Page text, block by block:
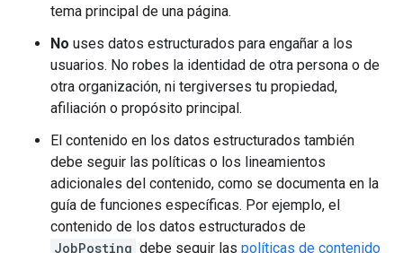
tema principal de una página.
No uses datos estructurados para engañar a los
usuarios. No robes la identidad de otra persona o de
otra organización, ni tergiverses tu propiedad,
afiliación o propósito principal.
El contenido en los datos estructurados también
debe seguir las políticas o los lineamientos
adicionales del contenido, como se documenta en la
guía de funciones específicas. Por ejemplo, el
contenido de los datos estructurados de
JobPosting debe seguir las políticas de contenido